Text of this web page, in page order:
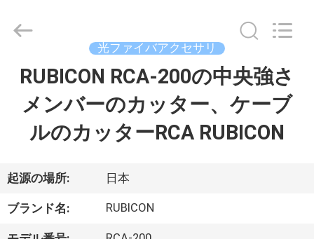
ダ
ク
2019
Electronics&Communication
光ファイバアクセサリ
RUBICON RCA-200の中央強さ
メンバーのカッター、ケーブ
ルのカッターRCA RUBICON
起源の場所: 日本
ブランド名: RUBICON